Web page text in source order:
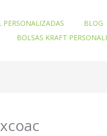
PERSONALIZADAS BLOG
BOLSAS KRAFT